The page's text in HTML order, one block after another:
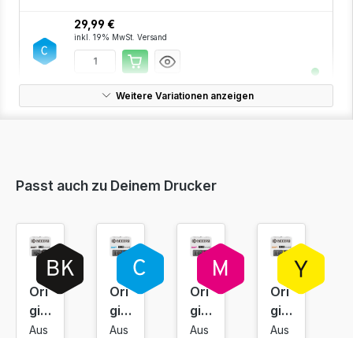
29,99 €
inkl. 19% MwSt. Versand
29,99 €
95,99 €
Weitere Variationen anzeigen
Passt auch zu Deinem Drucker
Ori
gin
al
Aus
Ori
gin
al
Aus
Ori
gin
al
Aus
Ori
gin
al
Aus